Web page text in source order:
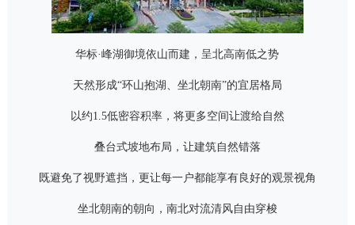
华标·峰湖御境依山而建，呈北高南低之势
天然形成“环山抱湖、坐北朝南”的宜居格局
以约1.5低密容积率，将更多空间让渡给自然
叠台式坡地布局，让建筑自然错落
既避免了视野遮挡，更让每一户都能享有良好的观景视角
坐北朝南的朝向，南北对流清风自由穿梭